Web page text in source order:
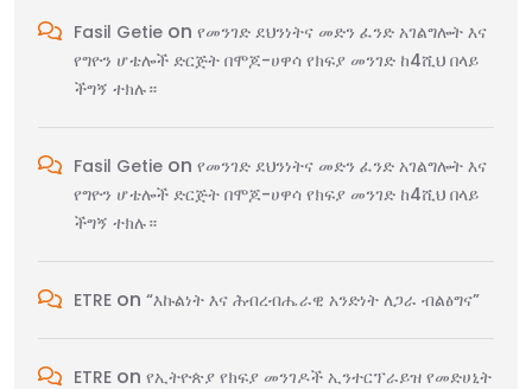
Fasil Getie on የመንገድ ደህንነትና መድን ፈንድ አገልግሎት እና
የግዮን ሆቴሎች ድርጅት በሞጆ-ሀዋሳ የክፍያ መንገድ ከ4ሺህ በላይ
ችግኝ ተክሉ።
Fasil Getie on የመንገድ ደህንነትና መድን ፈንድ አገልግሎት እና
የግዮን ሆቴሎች ድርጅት በሞጆ-ሀዋሳ የክፍያ መንገድ ከ4ሺህ በላይ
ችግኝ ተክሉ።
ETRE on “እኩልነት እና ሕብረብሔራዊ አንድነት ለጋራ ብልፅግና”
ETRE on የኢትዮጵያ የክፍያ መንገዶች ኢንተርፕራይዝ የመድሀኒት